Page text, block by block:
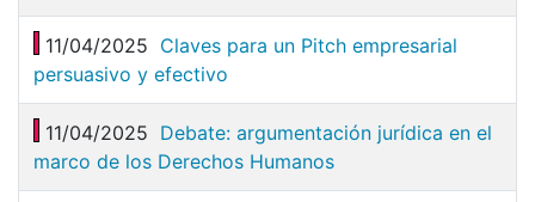
11/04/2025 Claves para un Pitch empresarial
persuasivo y efectivo
11/04/2025 Debate: argumentación jurídica en el
marco de los Derechos Humanos